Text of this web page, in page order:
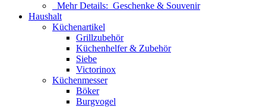
Mehr Details: Geschenke & Souvenir
Haushalt
Küchenartikel
Grillzubehör
Küchenhelfer & Zubehör
Siebe
Victorinox
Küchenmesser
Böker
Burgvogel